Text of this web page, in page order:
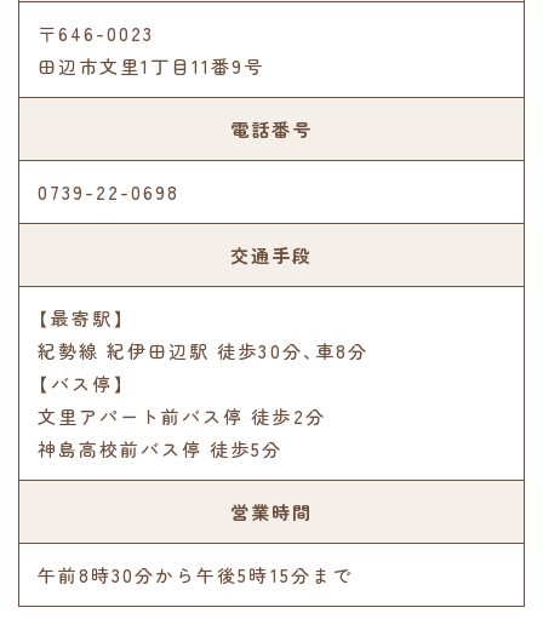
〒646-0023
田辺市文里1丁目11番9号
電話番号
0739-22-0698
交通手段
【最寄駅】
紀勢線 紀伊田辺駅 徒歩30分､車8分
【バス停】
文里アパート前バス停 徒歩2分
神島高校前バス停 徒歩5分
営業時間
午前8時30分から午後5時15分まで